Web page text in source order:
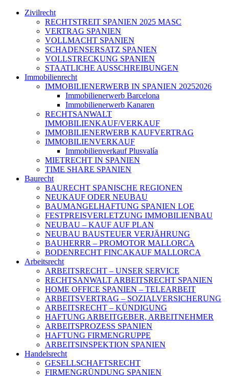
Zivilrecht
RECHTSTREIT SPANIEN 2025 MASC
VERTRAG SPANIEN
VOLLMACHT SPANIEN
SCHADENSERSATZ SPANIEN
VOLLSTRECKUNG SPANIEN
STAATLICHE AUSSCHREIBUNGEN
Immobilienrecht
IMMOBILIENERWERB IN SPANIEN 20252026
Immobilienerwerb Barcelona
Immobilienerwerb Kanaren
RECHTSANWALT
IMMOBILIENKAUF/VERKAUF
IMMOBILIENERWERB KAUFVERTRAG
IMMOBILIENVERKAUF
Immobilienverkauf Plusvalía
MIETRECHT IN SPANIEN
TIME SHARE SPANIEN
Baurecht
BAURECHT SPANISCHE REGIONEN
NEUKAUF ODER NEUBAU
BAUMANGELHAFTUNG SPANIEN LOE
FESTPREISVERLETZUNG IMMOBILIENBAU
NEUBAU – KAUF AUF PLAN
NEUBAU BAUSTEUER VERJÄHRUNG
BAUHERRR – PROMOTOR MALLORCA
BODENRECHT FINCAKAUF MALLORCA
Arbeitsrecht
ARBEITSRECHT – UNSER SERVICE
RECHTSANWALT ARBEITSRECHT SPANIEN
HOME OFFICE SPANIEN – TELEARBEIT
ARBEITSVERTRAG – SOZIALVERSICHERUNG
ARBEITSRECHT – KÜNDIGUNG
HAFTUNG ARBEITGEBER, ARBEITNEHMER
ARBEITSPROZESS SPANIEN
HAFTUNG FIRMENGRUPPE
ARBEITSINSPEKTION SPANIEN
Handelsrecht
GESELLSCHAFTSRECHT
FIRMENGRÜNDUNG SPANIEN